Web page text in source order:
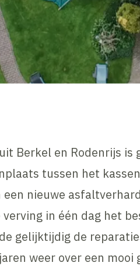
Berkel en Rodenrijs is
tussen het
nieuwe
in één dag het
gelijktijdig de
weer over een